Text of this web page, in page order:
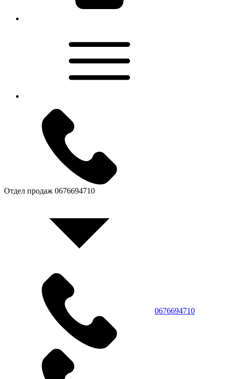
Отдел продаж 0676694710
0676694710